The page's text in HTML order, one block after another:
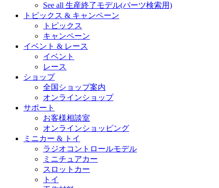
See all 生産終了モデル(パーツ検索用)
トピックス & キャンペーン
トピックス
キャンペーン
イベント & レース
イベント
レース
ショップ
全国ショップ案内
オンラインショップ
サポート
お客様相談室
オンラインショッピング
ミニカー & トイ
ラジオコントロールモデル
ミニチュアカー
スロットカー
トイ